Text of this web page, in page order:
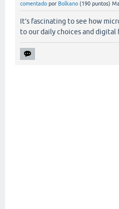
comentado por Bolkano (190 puntos)
It’s fascinating to see how
to our daily choices and digital